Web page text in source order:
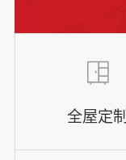
全屋定制